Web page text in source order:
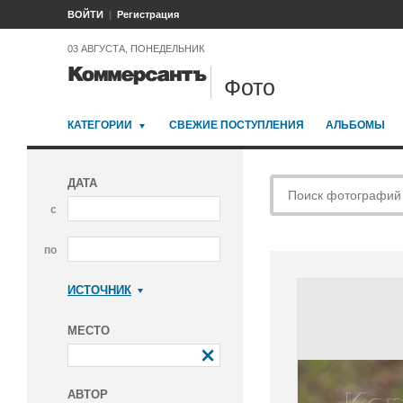
ВОЙТИ Регистрация
03 АВГУСТА, ПОНЕДЕЛЬНИК
Фото
КАТЕГОРИИ СВЕЖИЕ ПОСТУПЛЕНИЯ АЛЬБОМЫ
ДАТА
с
по
ИСТОЧНИК
МЕСТО
АВТОР